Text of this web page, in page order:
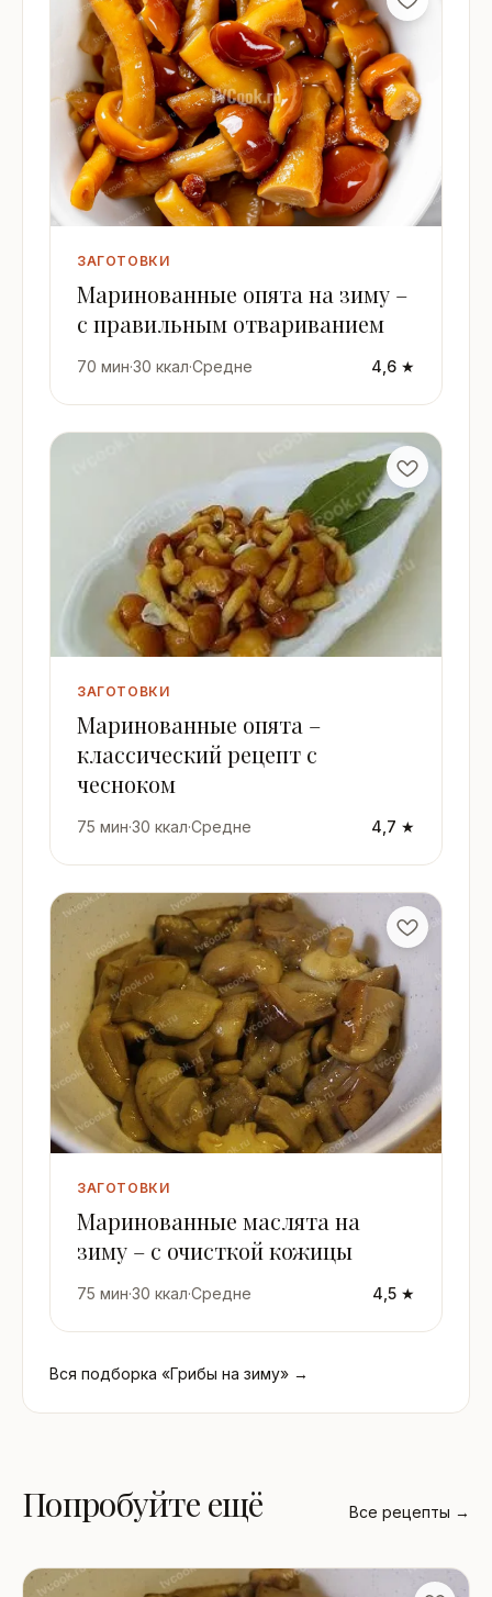
ЗАГОТОВКИ
Маринованные опята на зиму –
с правильным отвариванием
70 мин·30 ккал·Средне 4,6 ★
ЗАГОТОВКИ
Маринованные опята –
классический рецепт с
чесноком
75 мин·30 ккал·Средне 4,7 ★
ЗАГОТОВКИ
Маринованные маслята на
зиму – с очисткой кожицы
75 мин·30 ккал·Средне 4,5 ★
Вся подборка «Грибы на зиму» →
Попробуйте ещё Все рецепты →